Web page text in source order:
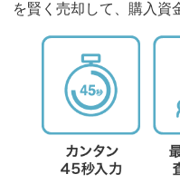
を賢く売却して、購入資